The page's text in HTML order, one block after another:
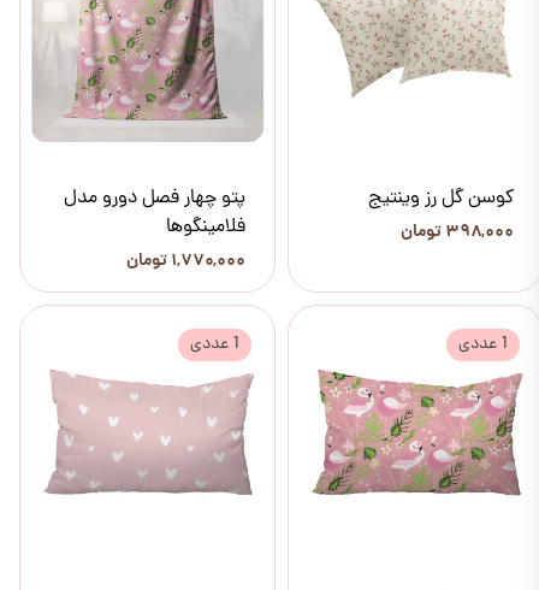
کوسن گل رز وینتیج
۳۹۸,۰۰۰ تومان
پتو چهار فصل دورو مدل
فلامینگوها
۱,۷۷۰,۰۰۰ تومان
1 عددی 1 عددی